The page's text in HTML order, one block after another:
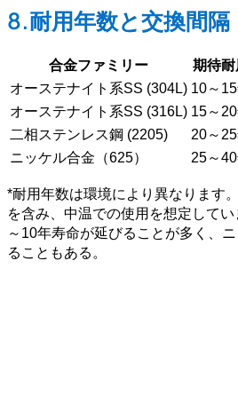
8.耐用年数と交換間隔
合金ファミリー
期待
オーステナイト系SS (304L) 10～
オーステナイト系SS (316L) 15～
二相ステンレス鋼 (2205)
20～
ニッケル合金（625）
25～
*耐用年数は環境により異なります
を含み、中温での使用を想定して
～10年寿命が延びることが多く、
ることもある。